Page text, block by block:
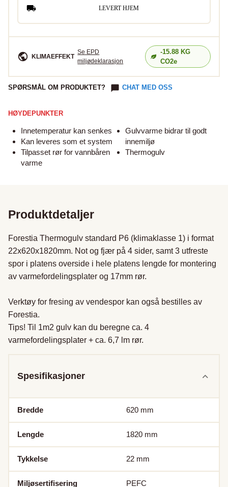
LEVERT HJEM
KLIMAEFFEKT
Se EPD
miljødeklarasjon
-15.88 KG
CO2e
SPØRSMÅL OM PRODUKTET? CHAT MED OSS
HØYDEPUNKTER
Innetemperatur kan senkes
Kan leveres som et system
Tilpasset rør for vannbåren
varme
Gulvvarme bidrar til godt
innemiljø
Thermogulv
Produktdetaljer
Forestia Thermogulv standard P6 (klimaklasse 1) i format
22x620x1820mm. Not og fjær på 4 sider, samt 3 utfreste
spor i platens overside i hele platens lengde for montering
av varmefordelingsplater og 17mm rør.
Verktøy for fresing av vendespor kan også bestilles av
Forestia.
Tips! Til 1m2 gulv kan du beregne ca. 4
varmefordelingsplater + ca. 6,7 lm rør.
Spesifikasjoner
Bredde 620 mm
Lengde 1820 mm
Tykkelse 22 mm
Miljøsertifisering PEFC